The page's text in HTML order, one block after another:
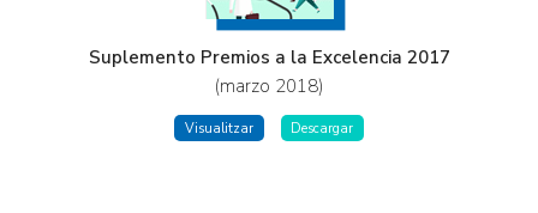
Suplemento Premios a la Excelencia 2017
(marzo 2018)
Visualitzar Descargar